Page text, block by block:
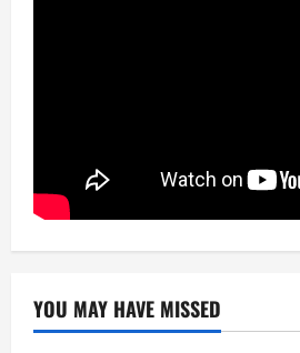
YOU MAY HAVE MISSED